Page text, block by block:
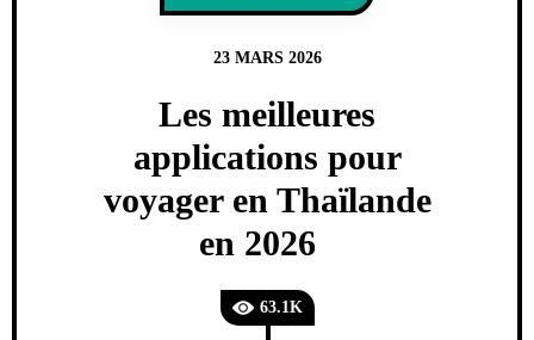
23 MARS 2026
Les meilleures
applications pour
voyager en Thaïlande
en 2026
63.1K